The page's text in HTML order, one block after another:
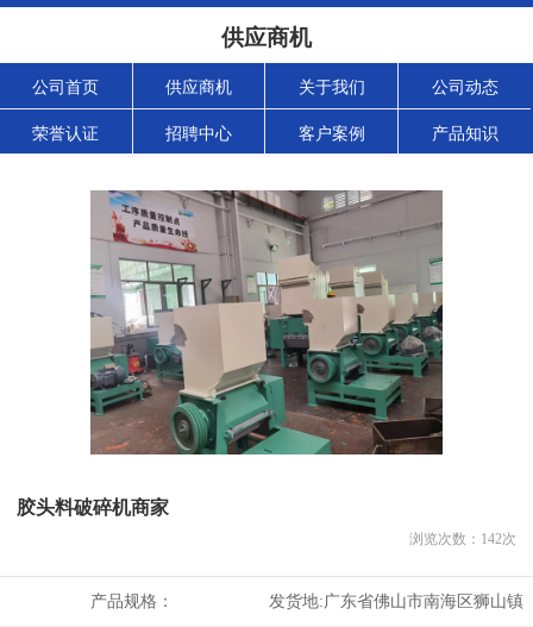
供应商机
公司首页 供应商机 关于我们 公司动态
荣誉认证 招聘中心 客户案例 产品知识
胶头料破碎机商家
浏览次数： 142次
产品规格： 发货地:广东省佛山市南海区狮山镇